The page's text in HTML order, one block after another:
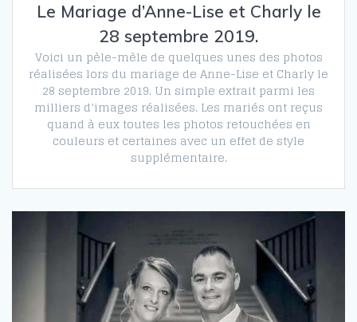
Le Mariage d’Anne-Lise et Charly le
28 septembre 2019.
Voici un pèle-mèle de quelques unes des photos
réalisées lors du mariage de Anne-Lise et Charly le
28 septembre 2019. Un simple extrait parmi les
milliers d’images réalisées. Les mariés ont reçus
quand à eux toutes les photos retouchées en
couleurs et certaines avec un effet de style
supplémentaire.